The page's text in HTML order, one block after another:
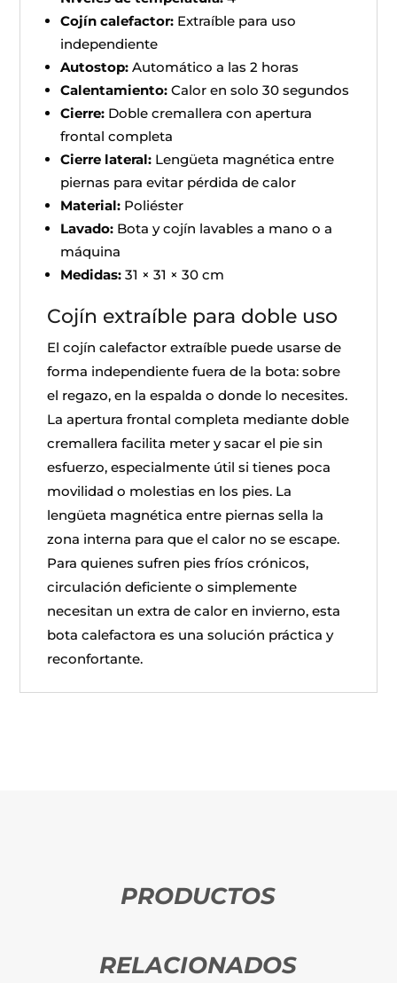
Cojín calefactor: Extraíble para uso
independiente
Autostop: Automático a las 2 horas
Calentamiento: Calor en solo 30 segundos
Cierre: Doble cremallera con apertura
frontal completa
Cierre lateral: Lengüeta magnética entre
piernas para evitar pérdida de calor
Material: Poliéster
Lavado: Bota y cojín lavables a mano o a
máquina
Medidas: 31 × 31 × 30 cm
Cojín extraíble para doble uso
El cojín calefactor extraíble puede usarse de
forma independiente fuera de la bota: sobre
el regazo, en la espalda o donde lo necesites.
La apertura frontal completa mediante doble
cremallera facilita meter y sacar el pie sin
esfuerzo, especialmente útil si tienes poca
movilidad o molestias en los pies. La
lengüeta magnética entre piernas sella la
zona interna para que el calor no se escape.
Para quienes sufren pies fríos crónicos,
circulación deficiente o simplemente
necesitan un extra de calor en invierno, esta
bota calefactora es una solución práctica y
reconfortante.
PRODUCTOS
RELACIONADOS